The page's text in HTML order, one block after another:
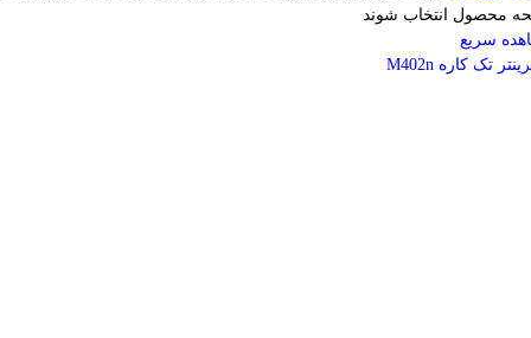
محصول انتخاب شوند
سریع